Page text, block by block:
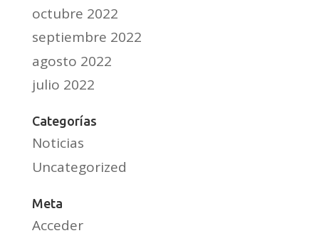
octubre 2022
septiembre 2022
agosto 2022
julio 2022
Categorías
Noticias
Uncategorized
Meta
Acceder